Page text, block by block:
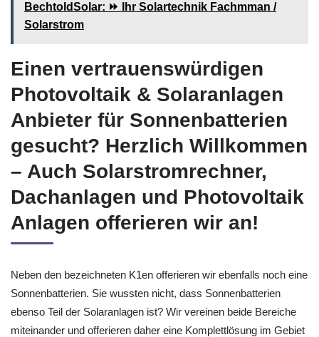
BechtoldSolar: ⏩ Ihr Solartechnik Fachmman /
Solarstrom
Einen vertrauenswürdigen
Photovoltaik & Solaranlagen
Anbieter für Sonnenbatterien
gesucht? Herzlich Willkommen
– Auch Solarstromrechner,
Dachanlagen und Photovoltaik
Anlagen offerieren wir an!
Neben den bezeichneten K1en offerieren wir ebenfalls noch eine
Sonnenbatterien. Sie wussten nicht, dass Sonnenbatterien
ebenso Teil der Solaranlagen ist? Wir vereinen beide Bereiche
miteinander und offerieren daher eine Komplettlösung im Gebiet